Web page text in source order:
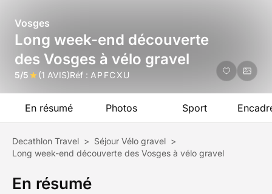
Vosges
Long week-end découverte
des Vosges à vélo gravel
5/5 (1 AVIS)Réf : APFCXU
En résumé Photos Sport
Decathlon Travel > Séjour Vélo gravel >
Long week-end découverte des Vosges à vélo gravel
En résumé